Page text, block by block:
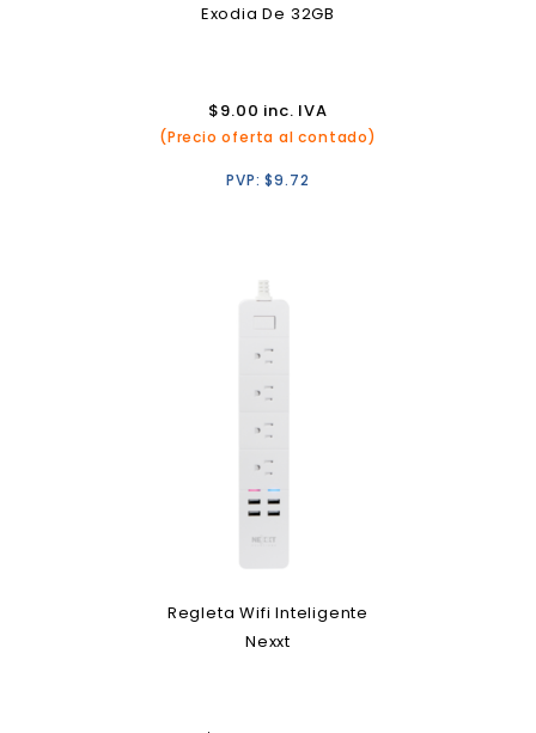
Exodia De 32GB
$9.00 inc. IVA
(Precio oferta al contado)
PVP:$9.72
Regleta Wifi Inteligente
Nexxt